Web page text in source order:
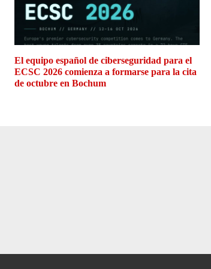
El equipo español de ciberseguridad para el
ECSC 2026 comienza a formarse para la cita
de octubre en Bochum